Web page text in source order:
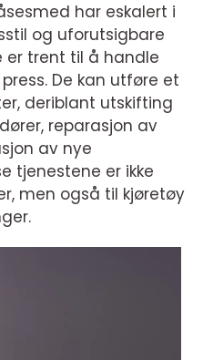
har eskalert i
og uforutsigbare
er trent til å handle
De kan utføre et
deriblant utskifting
reparasjon av
av nye
tjenestene er ikke
men også til kjøretøy